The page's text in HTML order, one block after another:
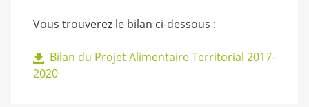
Vous trouverez le bilan ci-dessous :
Bilan du Projet Alimentaire Territorial 2017-
2020